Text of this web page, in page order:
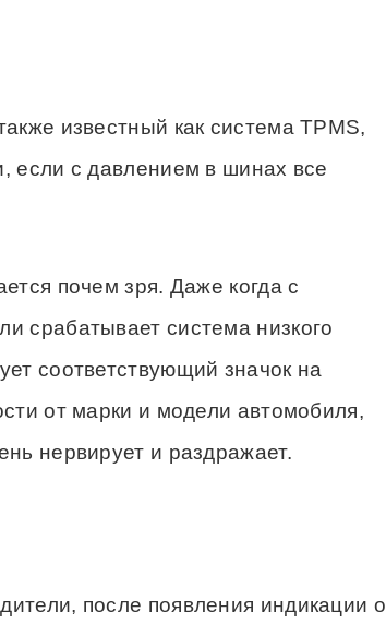
известный как система TPMS,
если с давлением в шинах все
почем зря. Даже когда с
срабатывает система низкого
соответствующий значок на
от марки и модели автомобиля,
нервирует и раздражает.
после появления индикации о